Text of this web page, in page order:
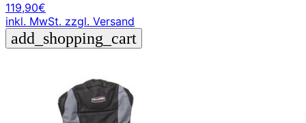
119,90€
inkl. MwSt. zzgl. Versand
add_shopping_cart